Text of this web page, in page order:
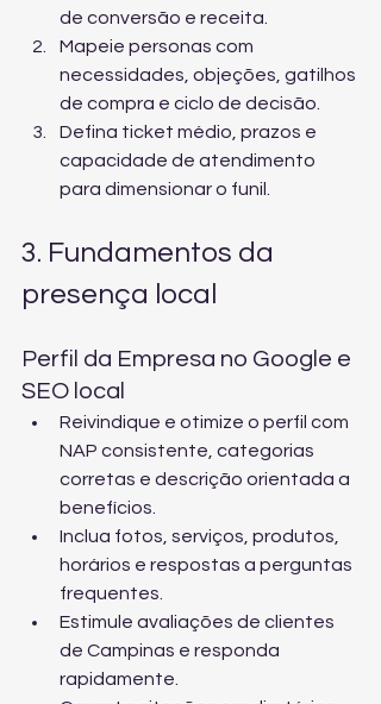
de conversão e receita.
Mapeie personas com
necessidades, objeções, gatilhos
de compra e ciclo de decisão.
Defina ticket médio, prazos e
capacidade de atendimento
para dimensionar o funil.
3. Fundamentos da
presença local
Perfil da Empresa no Google e
SEO local
Reivindique e otimize o perfil com
NAP consistente, categorias
corretas e descrição orientada a
benefícios.
Inclua fotos, serviços, produtos,
horários e respostas a perguntas
frequentes.
Estimule avaliações de clientes
de Campinas e responda
rapidamente.